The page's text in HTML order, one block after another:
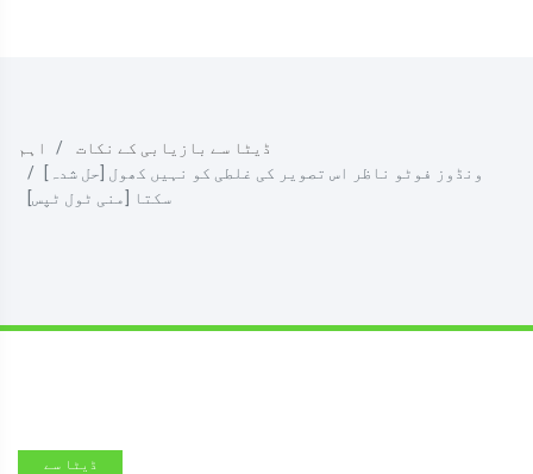
اہم
ڈیٹا سے بازیابی کے نکات
سکتا [منی ٹول ٹپس]
ڈیٹا سے